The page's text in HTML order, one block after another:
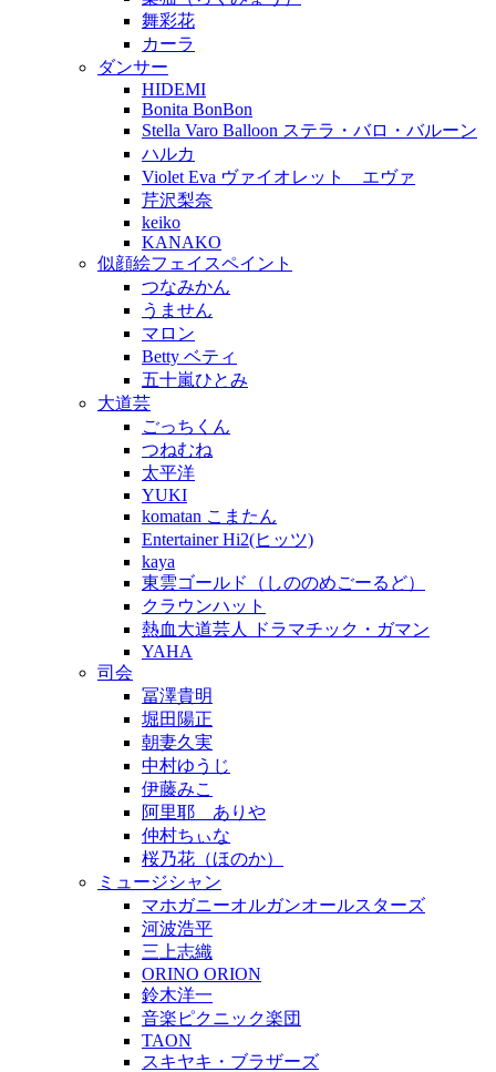
舞彩花
カーラ
ダンサー
HIDEMI
Bonita BonBon
Stella Varo Balloon ステラ・バロ・バルーン
ハルカ
Violet Eva ヴァイオレット エヴァ
芹沢梨奈
keiko
KANAKO
似顔絵フェイスペイント
つなみかん
うません
マロン
Betty ベティ
五十嵐ひとみ
大道芸
ごっちくん
つねむね
太平洋
YUKI
komatan こまたん
Entertainer Hi2(ヒッツ)
kaya
東雲ゴールド（しののめごーるど）
クラウンハット
熱血大道芸人 ドラマチック・ガマン
YAHA
司会
冨澤貴明
堀田陽正
朝妻久実
中村ゆうじ
伊藤みこ
阿里耶 ありや
仲村ちぃな
桜乃花（ほのか）
ミュージシャン
マホガニーオルガンオールスターズ
河波浩平
三上志織
ORINO ORION
鈴木洋一
音楽ピクニック楽団
TAON
スキヤキ・ブラザーズ